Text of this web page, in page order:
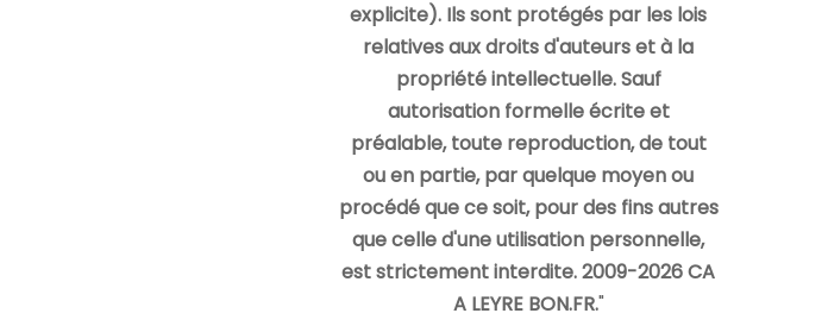
explicite). Ils sont protégés par les lois
relatives aux droits d'auteurs et à la
propriété intellectuelle. Sauf
autorisation formelle écrite et
préalable, toute reproduction, de tout
ou en partie, par quelque moyen ou
procédé que ce soit, pour des fins autres
que celle d'une utilisation personnelle,
est strictement interdite. 2009-2026 CA
A LEYRE BON.FR."